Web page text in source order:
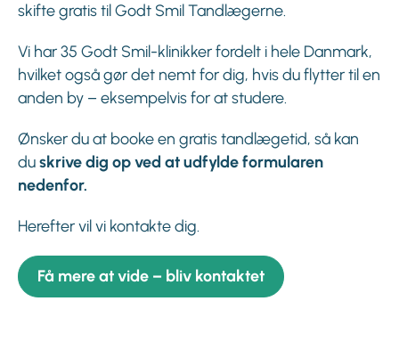
skifte gratis til Godt Smil Tandlægerne.
Vi har 35 Godt Smil-klinikker fordelt i hele Danmark,
hvilket også gør det nemt for dig, hvis du flytter til en
anden by – eksempelvis for at studere.
Ønsker du at booke en gratis tandlægetid, så kan
duskrive dig op ved at udfylde formularen
nedenfor.
Herefter vil vi kontakte dig.
Få mere at vide – bliv kontaktet